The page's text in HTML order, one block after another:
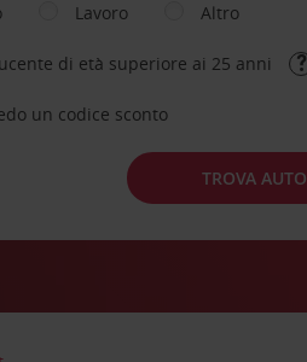
Lavoro Altro
di età superiore ai 25 anni
un codice sconto
TROVA AUTO